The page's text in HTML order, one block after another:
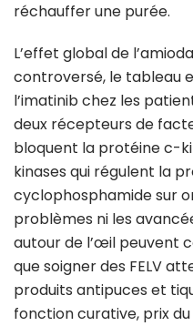
réchauffer une purée.
L’effet global de
controversé, le tableau
l’imatinib chez les
deux récepteurs de
bloquent la protéine c-
kinases qui régulent la
cyclophosphamide sur
problèmes ni les
autour de l’œil peuvent
que soigner des FELV
produits antipuces et
fonction curative, prix